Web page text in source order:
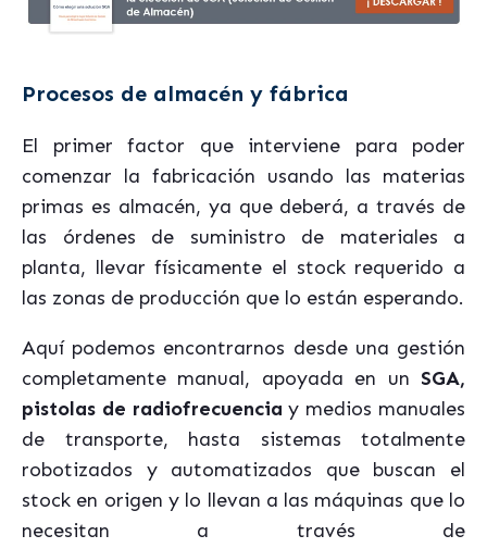
Procesos de almacén y fábrica
El primer factor que interviene para poder
comenzar la fabricación usando las materias
primas es almacén, ya que deberá, a través de
las órdenes de suministro de materiales a
planta, llevar físicamente el stock requerido a
las zonas de producción que lo están esperando.
Aquí podemos encontrarnos desde una gestión
completamente manual, apoyada en un SGA,
pistolas de radiofrecuenciay medios manuales
de transporte, hasta sistemas totalmente
robotizados y automatizados que buscan el
stock en origen y lo llevan a las máquinas que lo
necesitan a través de